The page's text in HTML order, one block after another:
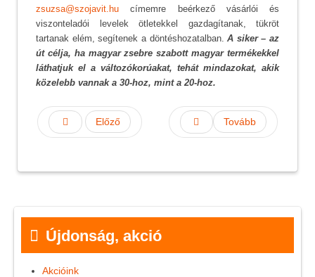
zsuzsa@szojavit.hu címemre beérkező vásárlói és
viszonteladói levelek ötletekkel gazdagítanak, tükröt
tartanak elém, segítenek a döntéshozatalban.A siker – az
út célja, ha magyar zsebre szabott magyar termékekkel
láthatjuk el a változókorúakat, tehát mindazokat, akik
közelebb vannak a 30-hoz, mint a 20-hoz.
Előző Tovább
Újdonság, akció
Akcióink